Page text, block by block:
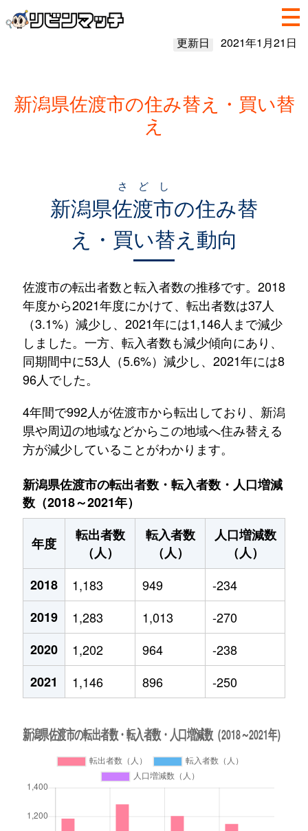
更新日 2021年1月21日
新潟県佐渡市の住み替え・買い替
え
新潟県佐渡市
さどし
の住み替
え・買い替え動向
佐渡市の転出者数と転入者数の推移です。2018
年度から2021年度にかけて、転出者数は37人
（3.1%）減少し、2021年には1,146人まで減少
しました。一方、転入者数も減少傾向にあり、
同期間中に53人（5.6%）減少し、2021年には8
96人でした。
4年間で992人が佐渡市から転出しており、新潟
県や周辺の地域などからこの地域へ住み替える
方が減少していることがわかります。
新潟県佐渡市の転出者数・転入者数・人口増減
数（2018～2021年）
年度
転出者数
（人）
転入者数
（人）
人口増減数
（人）
2018
1,183 949
-234
2019
1,283 1,013
-270
2020
1,202 964
-238
2021
1,146 896 -250